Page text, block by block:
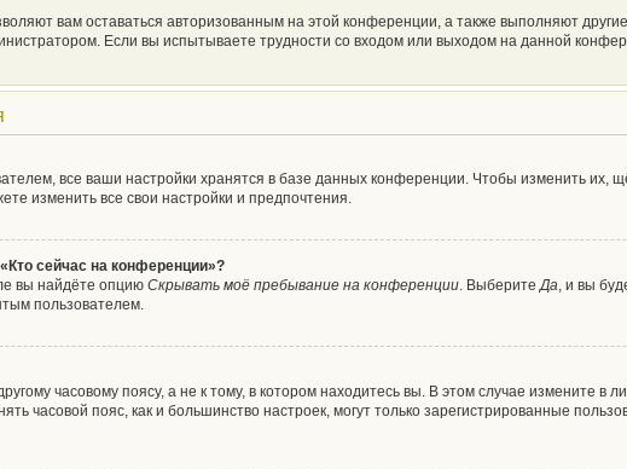
вам оставаться авторизованным на этой конференции, а также выполняют
Если вы испытываете трудности со входом или выходом на данной
все ваши настройки хранятся в базе данных конференции. Чтобы изменить их,
изменить все свои настройки и предпочтения.
сейчас на конференции»?
вы найдёте опцию Скрывать моё пребывание на конференции. ВыберитеДа, и вы
пользователем.
часовому поясу, а не к тому, в котором находитесь вы. В этом случае измените в
часовой пояс, как и большинство настроек, могут только зарегистрированные